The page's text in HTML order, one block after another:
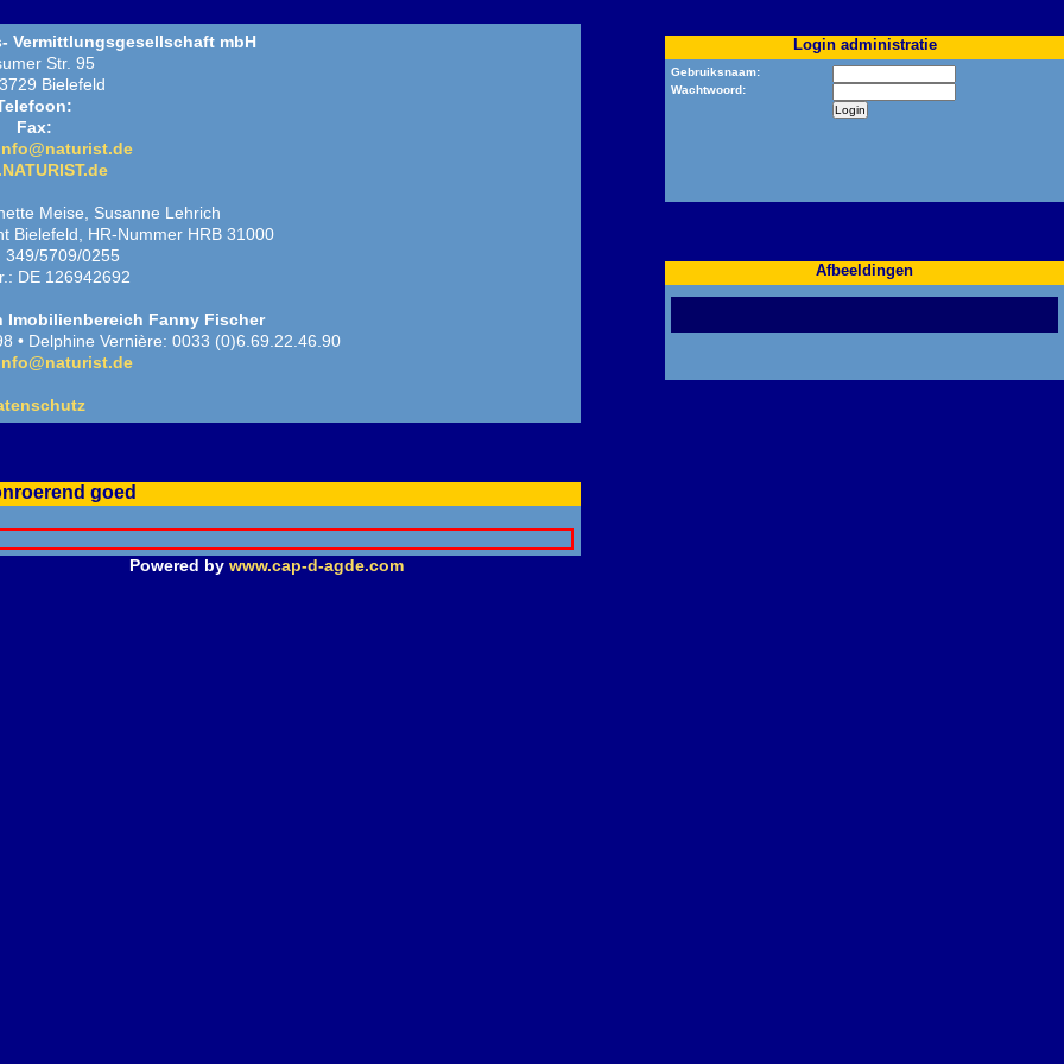
Vermittlungsgesellschaft mbH
Str. 95
Bielefeld
Fax:
Meise, Susanne Lehrich
Bielefeld, HR-Nummer HRB 31000
349/5709/0255
DE 126942692
Imobilienbereich Fanny Fischer
• Delphine Vernière: 0033 (0)6.69.22.46.90
goed
Login administratie
Gebruiksnaam:
Wachtwoord:
Afbeeldingen
Powered by www.cap-d-agde.com